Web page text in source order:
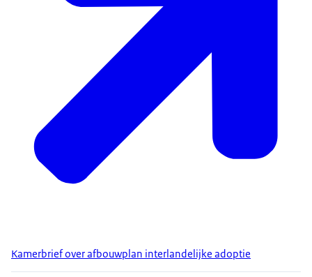
Kamerbrief over afbouwplan interlandelijke adoptie